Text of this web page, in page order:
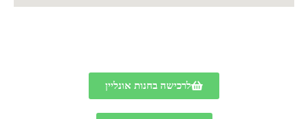
לרכישה בחנות אונליין